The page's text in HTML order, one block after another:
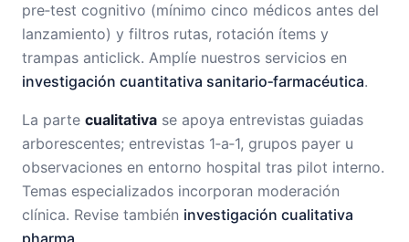
pre‑test cognitivo (mínimo cinco médicos antes del
lanzamiento) y filtros rutas, rotación ítems y
trampas anticlick. Amplíe nuestros servicios en
investigación cuantitativa sanitario‑farmacéutica.
La parte cualitativa se apoya entrevistas guiadas
arborescentes; entrevistas 1‑a‑1, grupos payer u
observaciones en entorno hospital tras pilot interno.
Temas especializados incorporan moderación
clínica. Revise también investigación cualitativa